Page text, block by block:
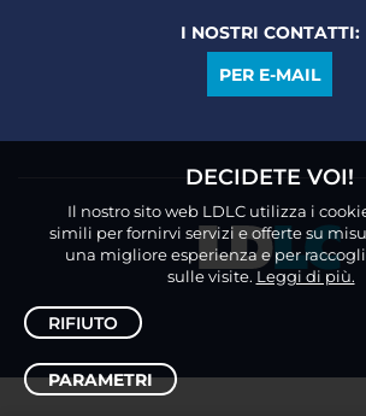
DECIDETE VOI!
Il nostro sito web LDLC utilizza i
simili per fornirvi servizi e offerte su
una migliore esperienza e per
sulle visite. Leggi di più.
RIFIUTO
PARAMETRI
I NOSTRI CONTATTI:
PER E-MAIL